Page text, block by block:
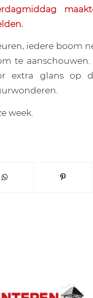
iedere boom
te
extra glans op
week.